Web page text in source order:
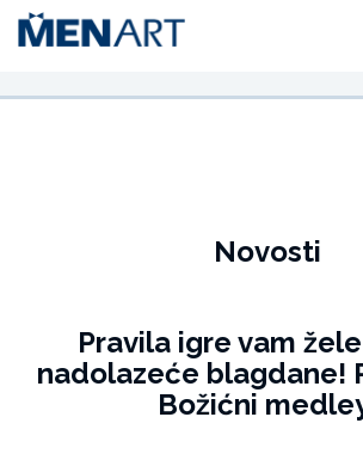
Novosti
Pravila igre vam
nadolazeće blagdane!
Božićni